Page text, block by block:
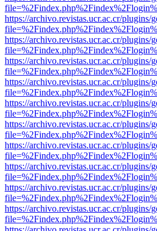
https://archivo.revistas.ucr.ac.cr/
https://archivo.revistas.ucr.ac.cr/
https://archivo.revistas.ucr.ac.cr/
https://archivo.revistas.ucr.ac.cr/
https://archivo.revistas.ucr.ac.cr/
https://archivo.revistas.ucr.ac.cr/
https://archivo.revistas.ucr.ac.cr/
https://archivo.revistas.ucr.ac.cr/
https://archivo.revistas.ucr.ac.cr/
https://archivo.revistas.ucr.ac.cr/